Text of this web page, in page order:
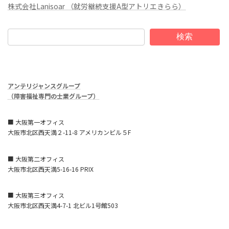
株式会社Lanisoar （就労継続支援A型アトリエきらら）
検索
アンテリジャンスグループ
（障害福祉専門の士業グループ）
■ 大阪第一オフィス
大阪市北区西天満２-11-8 アメリカンビル５F
■ 大阪第二オフィス
大阪市北区西天満5-16-16 PRIX
■ 大阪第三オフィス
大阪市北区西天満4-7-1 北ビル1号館503